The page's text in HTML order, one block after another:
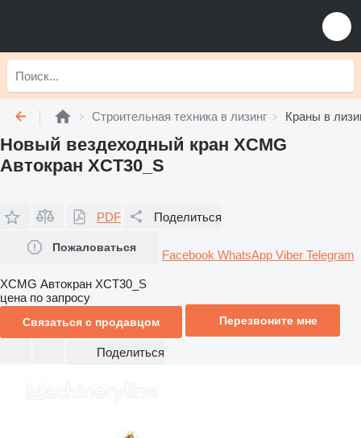
Строительная техника в лизинг Краны в
Новый вездеходный кран XCMG
Автокран XCT30_S
PDF Поделиться
Пожаловаться
Facebook WhatsApp Viber Telegram
XCMG Автокран XCT30_S
цена по запросу
Связаться с продавцом Перезвоните мне
Поделиться